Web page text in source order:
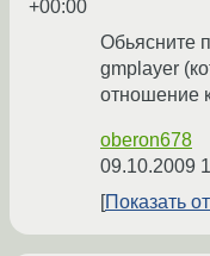
+00:00
Обьясните
gmplayer
отношение
oberon678
09.10.2009
Показать